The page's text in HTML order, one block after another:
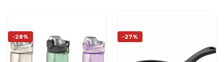
-28% -27%